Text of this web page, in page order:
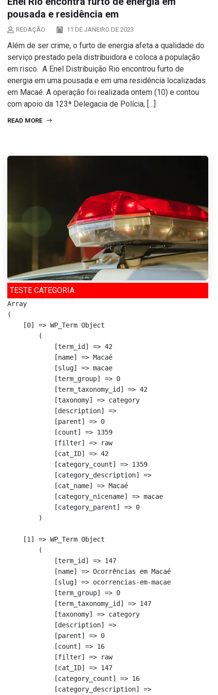
pousada e residência em
REDAÇÃO 11 DE JANEIRO DE 2023
Além de ser crime, o furto de energia afeta a qualidade do
serviço prestado pela distribuidora e coloca a população
em risco. A Enel Distribuição Rio encontrou furto de
energia em uma pousada e em uma residência localizadas
em Macaé. A operação foi realizada ontem (10) e contou
com apoio da 123ª Delegacia de Polícia, […]
READ MORE
TESTE CATEGORIA
Array
(
    [0] => WP_Term Object
        (
            [term_id] => 42
            [name] => Macaé
            [slug] => macae
            [term_group] => 0
            [term_taxonomy_id] => 42
            [taxonomy] => category
            [description] =>
            [parent] => 0
            [count] => 1359
            [filter] => raw
            [cat_ID] => 42
            [category_count] => 1359
            [category_description] =>
            [cat_name] => Macaé
            [category_nicename] => macae
            [category_parent] => 0
        )
    [1] => WP_Term Object
        (
            [term_id] => 147
            [name] => Ocorrências em Macaé
            [slug] => ocorrencias-em-macae
            [term_group] => 0
            [term_taxonomy_id] => 147
            [taxonomy] => category
            [description] =>
            [parent] => 0
            [count] => 16
            [filter] => raw
            [cat_ID] => 147
            [category_count] => 16
            [category_description] =>